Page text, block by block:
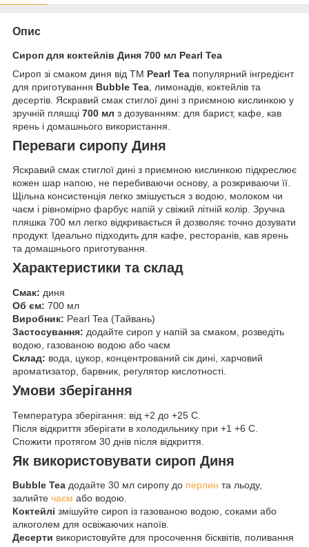
Опис
Сироп для коктейлів Диня 700 мл Pearl Tea
Сироп зі смаком диня від ТМ Pearl Tea популярний інгредієнт
для приготування Bubble Tea , лимонадів, коктейлів та
десертів. Яскравий смак стиглої дині з приємною кислинкою у
зручній пляшці 700 мл з дозуванням: для барист, кафе, кав
ярень і домашнього використання.
Переваги сиропу Диня
Яскравий смак стиглої дині з приємною кислинкою підкреслює
кожен шар напою, не перебиваючи основу, а розкриваючи її.
Щільна консистенція легко змішується з водою, молоком чи
чаєм і рівномірно фарбує напій у свіжий літній колір. Зручна
пляшка 700 мл легко відкривається й дозволяє точно дозувати
продукт. Ідеально підходить для кафе, ресторанів, кав ярень
та домашнього приготування.
Характеристики та склад
Смак: диня
Об єм: 700 мл
Виробник: Pearl Tea (Тайвань)
Застосування: додайте сироп у напій за смаком, розведіть
водою, газованою водою або чаєм
Склад: вода, цукор, концентрований сік дині, харчовий
ароматизатор, барвник, регулятор кислотності.
Умови зберігання
Температура зберігання: від +2 до +25 C.
Після відкриття зберігати в холодильнику при +1 +6 C.
Спожити протягом 30 днів після відкриття.
Як використовувати сироп Диня
Bubble Tea додайте 30 мл сиропу до перлин та льоду,
залийте чаєм або водою.
Коктейлі змішуйте сироп із газованою водою, соками або
алкоголем для освіжаючих напоїв.
Десерти використовуйте для просочення бісквітів, поливання